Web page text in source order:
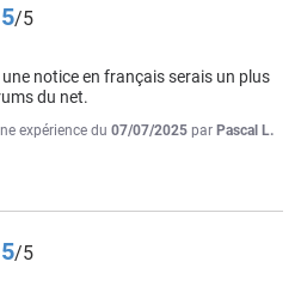
5/5
notice en français serais un plus
du net.
expérience du 07/07/2025 par Pascal L.
5/5